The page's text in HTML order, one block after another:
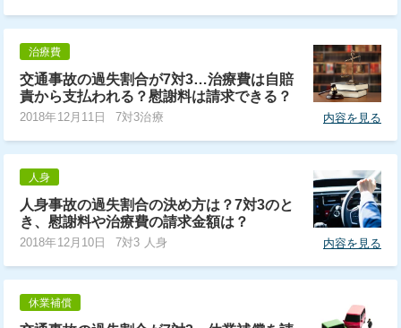
治療費
交通事故の過失割合が7対3…治療費は自賠
責から支払われる？慰謝料は請求できる？
2018年12月11日 7対3治療 内容を見る
人身
人身事故の過失割合の決め方は？7対3のと
き、慰謝料や治療費の請求金額は？
2018年12月10日 7対3 人身 内容を見る
休業補償